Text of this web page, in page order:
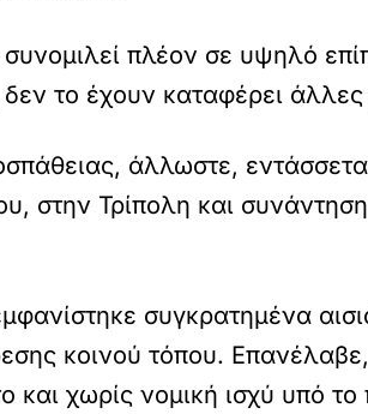
πλέον σε υψηλό
το έχουν καταφέρει
άλλωστε,
στην Τρίπολη και
συγκρατημένα
κοινού τόπου.
χωρίς νομική ισχύ υπό το